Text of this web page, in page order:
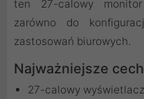
ten 27-calowy
zarówno do
zastosowań biurowych.
Najważniejsze
27-calowy